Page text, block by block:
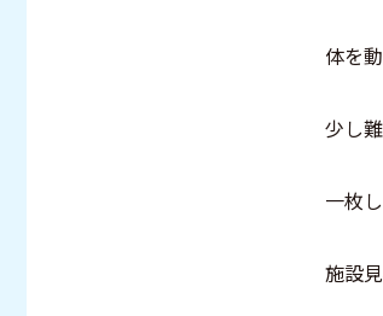
体を
少し
一枚
施設